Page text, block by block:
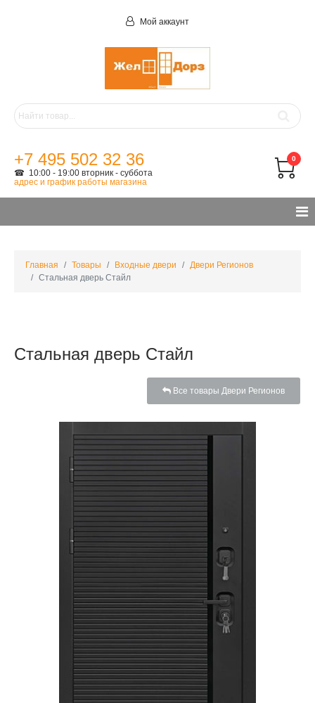
Мой аккаунт
+7 495 502 32 36
☎ 10:00 - 19:00 вторник - суббота
адрес и график работы магазина
0
Главная Товары Входные двери
Двери Регионов
Стальная дверь Стайл
Стальная дверь Стайл
Все товары Двери Регионов